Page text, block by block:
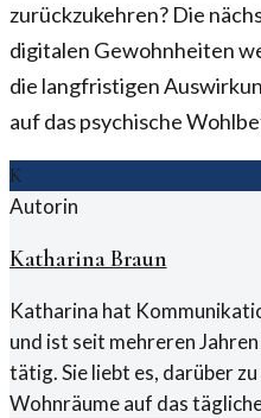
zurückzukehren? Die
digitalen Gewohnheiten
die langfristigen
auf das psychische
K
Autorin
Katharina Braun
Katharina hat
und ist seit mehreren
tätig. Sie liebt es, darüber
Wohnräume auf das